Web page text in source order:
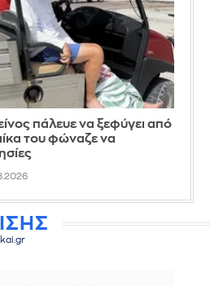
πάλευε να ξεφύγει από
του φώναζε να